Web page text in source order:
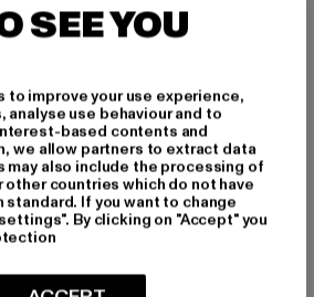
EUR 69,99 EUR
9N1M SENSE
DARKWATER
69,99 EUR
Derzeitiger Preis: 69,99 EUR
SEE YOU
to improve your use experience,
analyse use behaviour and to
based contents and
we allow partners to extract data
may also include the processing of
other countries which do not have
If you want to change
By clicking on "Accept" you